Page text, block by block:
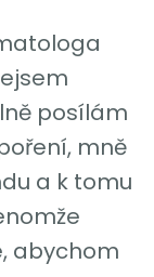
posílám
mně
a k tomu
abychom